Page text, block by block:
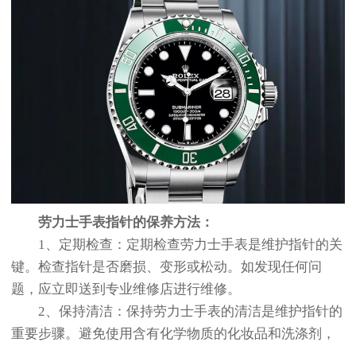
劳力士手表指针的保养方法：
1、定期检查：定期检查劳力士手表是维护指针的关
键。检查指针是否磨损、变形或松动。如发现任何问
题，应立即送到专业维修店进行维修。
2、保持清洁：保持劳力士手表的清洁是维护指针的
重要步骤。避免使用含有化学物质的化妆品和洗涤剂，